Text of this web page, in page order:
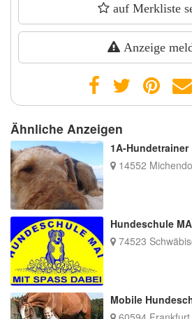
auf Merkliste
Anzeige
Ähnliche Anzeigen
1A-Hundetrainer
14552
Hundeschule
74523
Mobile